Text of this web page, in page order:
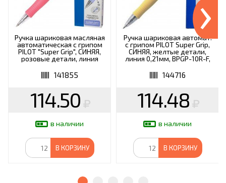
Ручка шариковая масляная
автоматическая с грипом
PILOT "Super Grip", СИНЯЯ,
розовые детали, линия
141855
114.50
в наличии
В КОРЗИНУ
Ручка шариковая автомат.
с грипом PILOT Super Grip,
СИНЯЯ, желтые детали,
линия 0,21мм, BPGP-10R-F,
144716
114.48
в наличии
В КОРЗИНУ